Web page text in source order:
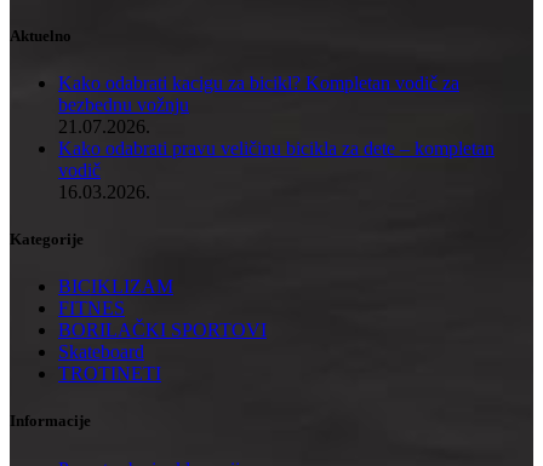
Aktuelno
Kako odabrati kacigu za bicikl? Kompletan vodič za
bezbednu vožnju
21.07.2026.
Kako odabrati pravu veličinu bicikla za dete – kompletan
vodič
16.03.2026.
Kategorije
BICIKLIZAM
FITNES
BORILAČKI SPORTOVI
Skateboard
TROTINETI
Informacije